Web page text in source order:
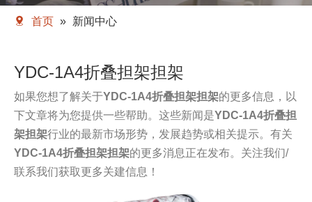
首页 » 新闻中心
YDC-1A4折叠担架担架
如果您想了解关于YDC-1A4折叠担架担架的更多信息，以
下文章将为您提供一些帮助。这些新闻是YDC-1A4折叠担
架担架行业的最新市场形势，发展趋势或相关提示。有关
YDC-1A4折叠担架担架的更多消息正在发布。关注我们/
联系我们获取更多关建信息！